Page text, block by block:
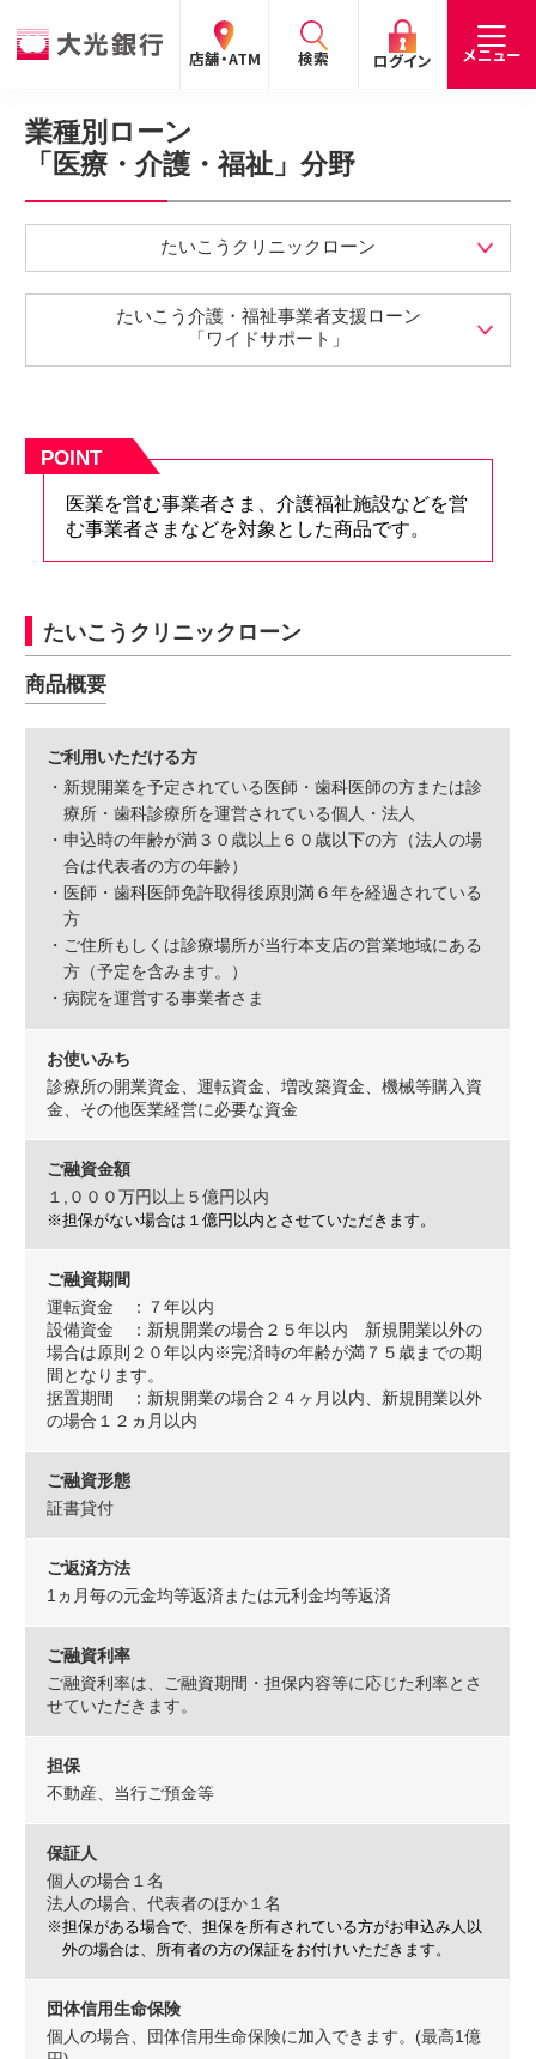
店舗・ATM 検索 ログイン メニュー
閉じる
手数料 預金金利
個人の
お客さま
法人の
お客さま
企業・
IR情報
採用
閉じる
個人のお客さま
たいこうパーソナルe-バンキング
サービスのご案内 ログイン
デビット会員用 Web
サービスのご案内
たいこうインターネット投信
たいこうNavi
（たいこうNaviをご利用のお客さま向け）
サービスのご案内
※たいこうNaviはウェルスナビ株式会社が提供するサービスです。
これより先のページは、ウェルスナビ株式会社が運営するサイトとなりま
たいこうオフィスe-バンキング
NBセンター
サービスのご案内
たいこうでんさいサービス
（電子債権をご利用のお客さま向け）
サービスのご案内
Taiko Big Advance
閉じる
業種別ローン
「医療・介護・福祉」分野
たいこうクリニックローン
たいこう介護・福祉事業者支援ローン
「ワイドサポート」
POINT
医業を営む事業者さま、介護福祉施設などを営
む事業者さまなどを対象とした商品です。
たいこうクリニックローン
商品概要
ご利用いただける方
・新規開業を予定されている医師・歯科医師の方または診
療所・歯科診療所を運営されている個人・法人
・申込時の年齢が満３０歳以上６０歳以下の方（法人の場
合は代表者の方の年齢）
・医師・歯科医師免許取得後原則満６年を経過されている
方
・ご住所もしくは診療場所が当行本支店の営業地域にある
方（予定を含みます。）
・病院を運営する事業者さま
お使いみち
診療所の開業資金、運転資金、増改築資金、機械等購入資
金、その他医業経営に必要な資金
ご融資金額
１,０００万円以上５億円以内
※担保がない場合は１億円以内とさせていただきます。
ご融資期間
運転資金 ：７年以内
設備資金 ：新規開業の場合２５年以内 新規開業以外の
場合は原則２０年以内※完済時の年齢が満７５歳までの期
間となります。
据置期間 ：新規開業の場合２４ヶ月以内、新規開業以外
の場合１２ヵ月以内
ご融資形態
証書貸付
ご返済方法
1ヵ月毎の元金均等返済または元利金均等返済
ご融資利率
ご融資利率は、ご融資期間・担保内容等に応じた利率とさ
せていただきます。
担保
不動産、当行ご預金等
保証人
個人の場合１名
法人の場合、代表者のほか１名
※担保がある場合で、担保を所有されている方がお申込み人以
外の場合は、所有者の方の保証をお付けいただきます。
団体信用生命保険
個人の場合、団体信用生命保険に加入できます。(最高1億